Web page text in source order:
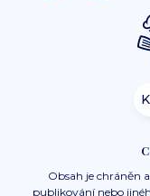
Obsah je chráněn
publikování nebo